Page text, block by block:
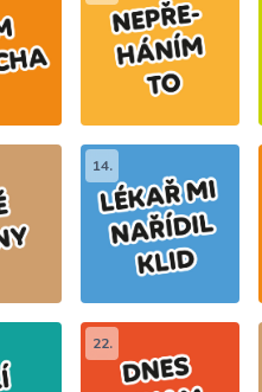
14.
22.